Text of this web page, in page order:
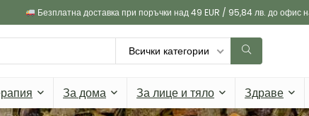
Безплатна доставка при поръчки над 49 EUR / 95,84 лв. до офис
Всички категории
За дома За лице и тяло Здраве